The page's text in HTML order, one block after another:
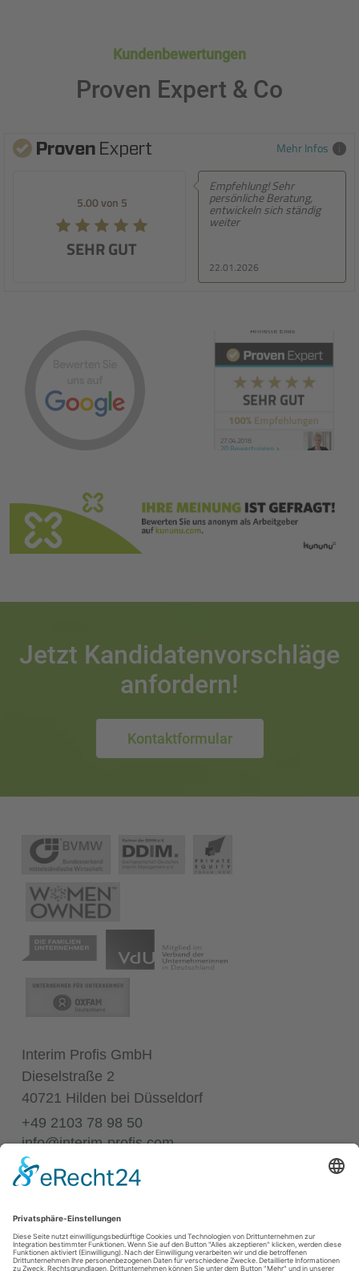
Kundenbewertungen
Proven Expert & Co
Mehr Infos
5.00 von 5
SEHR GUT
22.01.2026
Empfehlung! Sehr
persönliche Beratung,
entwickeln sich ständig
weiter
Jetzt Kandidatenvorschläge
anfordern!
Kontaktformular
Interim Profis GmbH
Dieselstraße 2
40721 Hilden bei Düsseldorf
+49 2103 78 98 50
info@interim-profis.com
Impressum
Kontakt